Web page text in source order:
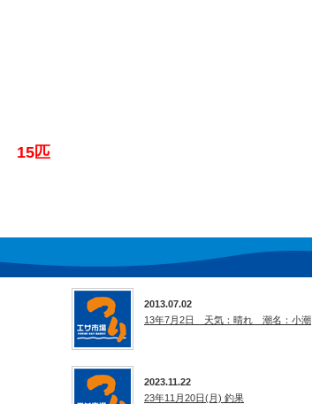
2013.07.02
13年7月2日 天気：晴れ 潮名：小潮
2023.11.22
23年11月20日(月) 釣果